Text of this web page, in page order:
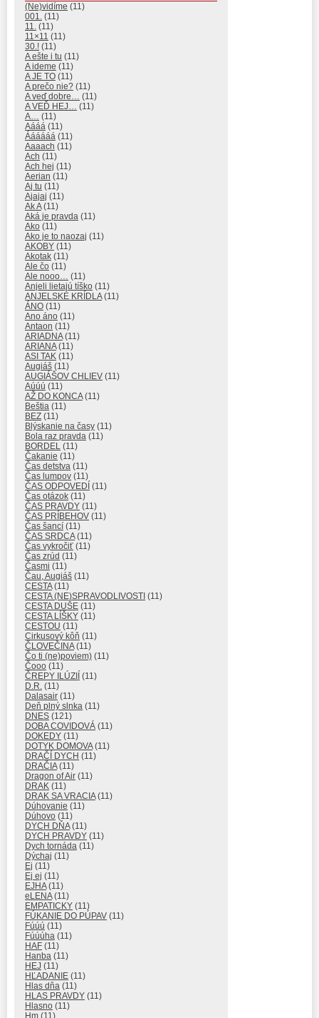
(Ne)vidíme (11)
001.
(11)
11.
(11)
11×11 (11)
30.! (11)
A ešte i tu (11)
A ideme (11)
A JE TO (11)
A prečo nie? (11)
A veď dobre…
(11)
A VEĎ HEJ…
(11)
A…
(11)
Aááá (11)
Áááááá (11)
Aaaach (11)
Ach (11)
Ach hej (11)
Aerian (11)
Aj tu (11)
Ajajaj (11)
Ak A(11)
Aká je pravda (11)
Ako (11)
Ako je to naozaj (11)
AKOBY (11)
Akotak (11)
Ale čo (11)
Ale nooo…
(11)
Anjeli lietajú tíško (11)
ANJELSKÉ KRÍDLA(11)
ÁNO (11)
Ano áno (11)
Antaon (11)
ARIADNA(11)
ARIANA(11)
ASI TAK (11)
Augiáš (11)
AUGIÁŠOV CHLIEV (11)
Aúúú (11)
AŽ DO KONCA(11)
Beštia (11)
BEZ (11)
Blýskanie na časy (11)
Bola raz pravda (11)
BORDEL (11)
Čakanie (11)
Čas detstva (11)
Čas lumpov (11)
ČAS ODPOVEDÍ (11)
Čas otázok (11)
ČAS PRAVDY (11)
ČAS PRÍBEHOV (11)
Čas šancí (11)
ČAS SRDCA(11)
Čas vykročiť (11)
Čas zrúd (11)
Časmi (11)
Čau, Augiáš (11)
CESTA(11)
CESTA (NE)SPRAVODLIVOSTI (11)
CESTA DUŠE (11)
CESTA LÍŠKY (11)
CESTOU (11)
Cirkusový kôň (11)
ČLOVEČINA(11)
Čo ti (ne)poviem) (11)
Čooo (11)
ČREPY ILÚZIÍ (11)
D.R. (11)
Dalasair (11)
Deň plný slnka (11)
DNES (121)
DOBA COVIDOVÁ (11)
DOKEDY (11)
DOTYK DOMOVA(11)
DRAČÍ DYCH (11)
DRAČIA(11)
Dragon of Air (11)
DRAK (11)
DRAK SA VRACIA(11)
Dúhovanie (11)
Dúhovo (11)
DYCH DŇA(11)
DYCH PRAVDY (11)
Dych tornáda (11)
Dýchaj (11)
Ej (11)
Ej ej (11)
EJHA(11)
eLENA(11)
EMPATICKY (11)
FÚKANIE DO PÚPAV (11)
Fúúú (11)
Fúúúha (11)
HAF (11)
Hanba (11)
HEJ (11)
HĽADANIE (11)
Hlas dňa (11)
HLAS PRAVDY (11)
Hlasno (11)
Hm (11)